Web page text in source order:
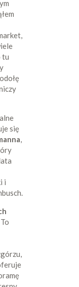
tu
się
,
i
To